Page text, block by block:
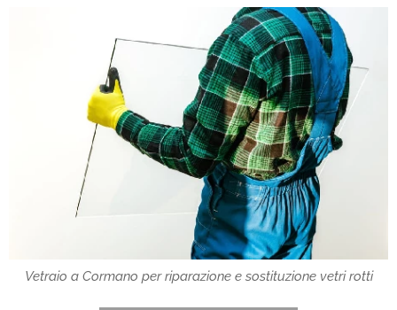
Vetraio a Cormano per riparazione e sostituzione vetri rotti